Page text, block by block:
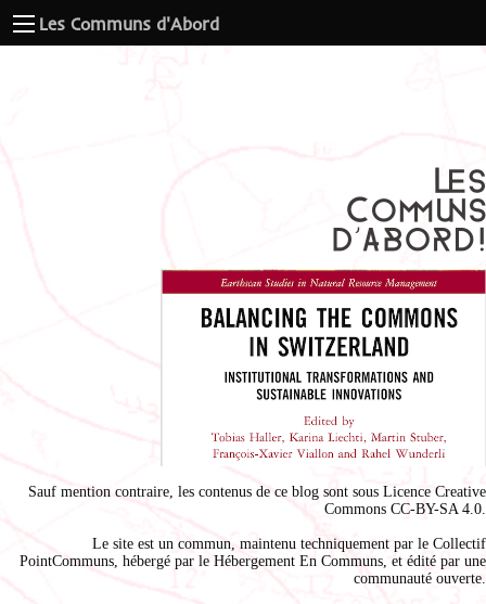
Les Communs d'Abord
Sauf mention contraire, les contenus de ce blog sont sous Licence Creative
Commons CC-BY-SA 4.0.
Le site est un commun, maintenu techniquement par le Collectif
PointCommuns, hébergé par le Hébergement En Communs, et édité par une
communauté ouverte.